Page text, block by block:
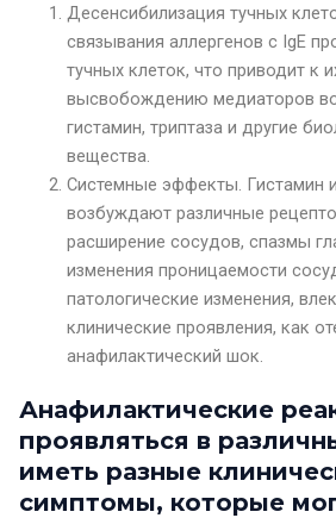
Десенсибилизация тучных
связывания аллергенов с IgE
тучных клеток, что приводит к
высвобождению медиаторов
гистамин, триптаза и другие
вещества.
Системные эффекты. Гистамин
возбуждают различные
расширение сосудов, спазмы
изменения проницаемости
патологические изменения,
клинические проявления, как
анафилактический шок.
Анафилактические
проявляться в
иметь разные
симптомы, которые